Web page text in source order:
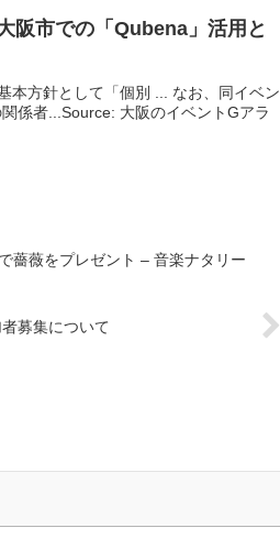
阪市での「Qubena」活用と
本方針として「個別 ... なお、同イベン
係者...Source: 大阪のイベントGアラ
で薔薇をプレゼント – 音楽ナタリー
募集について